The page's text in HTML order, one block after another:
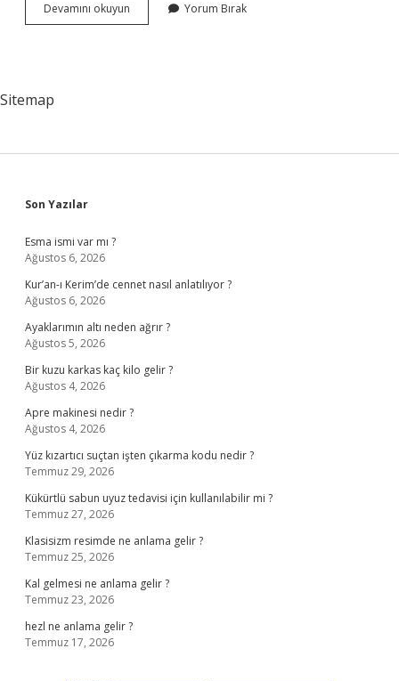
Devamını okuyun
Ne
Yorum Bırak
Sitemap
Sidebar
Son Yazılar
Esma ismi var mı ?
Ağustos 6, 2026
Kur’an-ı Kerim’de cennet nasıl anlatılıyor ?
Ağustos 6, 2026
Ayaklarımın altı neden ağrır ?
Ağustos 5, 2026
Bir kuzu karkas kaç kilo gelir ?
Ağustos 4, 2026
Apre makinesi nedir ?
Ağustos 4, 2026
Yüz kızartıcı suçtan işten çıkarma kodu nedir ?
Temmuz 29, 2026
Kükürtlü sabun uyuz tedavisi için kullanılabilir mi ?
Temmuz 27, 2026
Klasisizm resimde ne anlama gelir ?
Temmuz 25, 2026
Kal gelmesi ne anlama gelir ?
Temmuz 23, 2026
hezl ne anlama gelir ?
Temmuz 17, 2026